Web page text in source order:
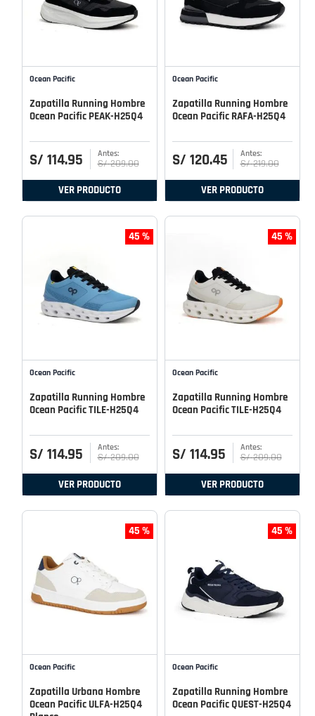
Ocean Pacific
Zapatilla Running Hombre
Ocean Pacific PEAK-H25Q4
S/ 114.95 S/ 209.00
VER PRODUCTO
Ocean Pacific
Zapatilla Running Hombre
Ocean Pacific RAFA-H25Q4
S/ 120.45 S/ 219.00
VER PRODUCTO
45 %
Ocean Pacific
Zapatilla Running Hombre
Ocean Pacific TILE-H25Q4
S/ 114.95 S/ 209.00
VER PRODUCTO
45 %
Ocean Pacific
Zapatilla Running Hombre
Ocean Pacific TILE-H25Q4
S/ 114.95 S/ 209.00
VER PRODUCTO
45 %
Ocean Pacific
Zapatilla Urbana Hombre
Ocean Pacific ULFA-H25Q4
45 %
Ocean Pacific
Zapatilla Running Hombre
Ocean Pacific QUEST-H25Q4